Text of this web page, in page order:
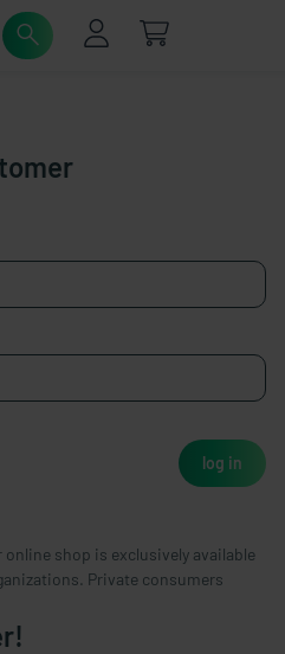
log in
online shop is exclusively available
Private consumers